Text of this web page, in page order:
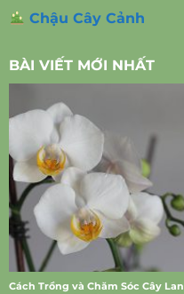
Chậu Cây Cảnh
BÀI VIẾT MỚI NHẤT
Cách Trồng và Chăm Sóc Cây Lan